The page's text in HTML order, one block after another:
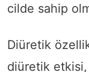
cilde sahip
Diüretik
diüretik etkisi,